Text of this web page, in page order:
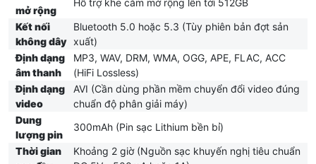
mở rộng
Hỗ trợ khe cắm mở rộng lên tới 512GB
Kết nối
không dây
Bluetooth 5.0 hoặc 5.3 (Tùy phiên bản đợt sản
xuất)
Định dạng
âm thanh
MP3, WAV, DRM, WMA, OGG, APE, FLAC, ACC
(HiFi Lossless)
Định dạng
video
AVI (Cần dùng phần mềm chuyển đổi video đúng
chuẩn độ phân giải máy)
Dung
lượng pin
300mAh (Pin sạc Lithium bền bỉ)
Thời gian
Khoảng 2 giờ (Nguồn sạc khuyến nghị tiêu chuẩn